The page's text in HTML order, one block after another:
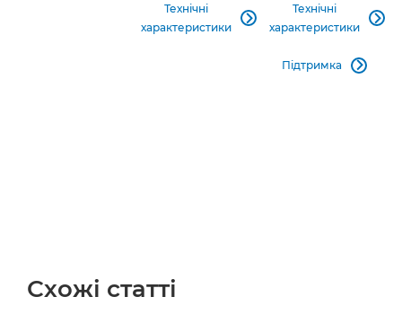
Технічні
характеристики

Технічні
характеристики

Підтримка 
Схожі статті